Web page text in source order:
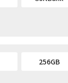
256GB